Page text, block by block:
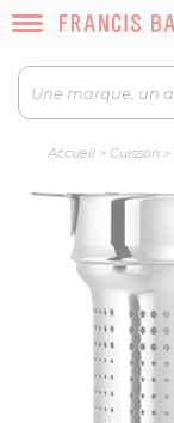
Accueil> Cuisson>